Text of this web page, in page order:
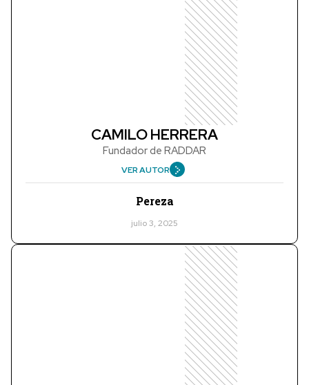
CAMILO HERRERA
Fundador de RADDAR
VER AUTOR
Pereza
julio 3, 2025